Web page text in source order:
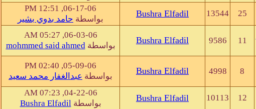
25
13544
Bushra Elfadil
06-17-06, 12:51 PM
بواسطة حامد بدوي بشير
11
9586
Bushra Elfadil
06-03-06, 05:27 AM
بواسطةmohmmed said ahmed
8
4998
Bushra Elfadil
05-09-06, 02:40 PM
بواسطة عبدالغفار محمد سعيد
12
10113
Bushra Elfadil
04-22-06, 07:23 AM
بواسطةBushra Elfadil